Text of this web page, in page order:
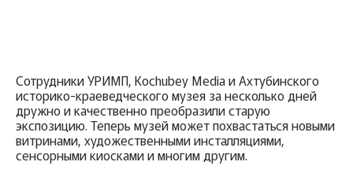
Сотрудники УРИМП, Kochubey Media и Ахтубинского
историко-краеведческого музея за несколько дней
дружно и качественно преобразили старую
экспозицию. Теперь музей может похвастаться новыми
витринами, художественными инсталляциями,
сенсорными киосками и многим другим.